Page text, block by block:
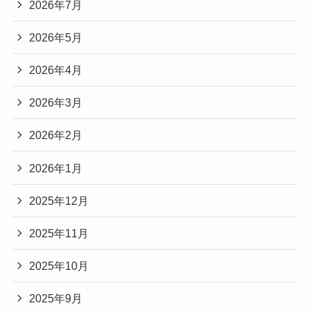
2026年7月
2026年5月
2026年4月
2026年3月
2026年2月
2026年1月
2025年12月
2025年11月
2025年10月
2025年9月